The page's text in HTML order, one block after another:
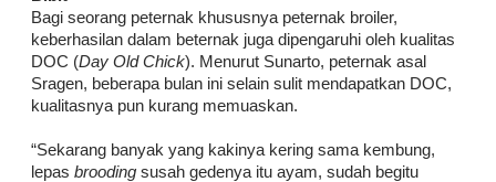
Bagi seorang peternak khususnya peternak broiler,
keberhasilan dalam beternak juga dipengaruhi oleh kualitas
DOC (Day Old Chick). Menurut Sunarto, peternak asal
Sragen, beberapa bulan ini selain sulit mendapatkan DOC,
kualitasnya pun kurang memuaskan.
“Sekarang banyak yang kakinya kering sama kembung,
lepas brooding susah gedenya itu ayam, sudah begitu